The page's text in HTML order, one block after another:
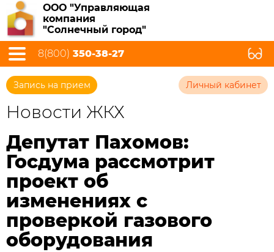
ООО "Управляющая
компания
"Солнечный город"
8(800) 350-38-27
Запись на прием Личный кабинет
Новости ЖКХ
Депутат Пахомов:
Госдума рассмотрит
проект об
изменениях с
проверкой газового
оборудования